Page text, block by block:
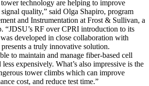
technology are helping to improve
quality,” said Olga Shapiro, program
and Instrumentation at Frost & Sullivan, a
“JDSU’s RF over CPRI introduction to its
developed in close collaboration with
a truly innovative solution.
to maintain and manage fiber-based cell
less expensively. What’s also impressive is the
tower climbs which can improve
cost, and reduce test time.”